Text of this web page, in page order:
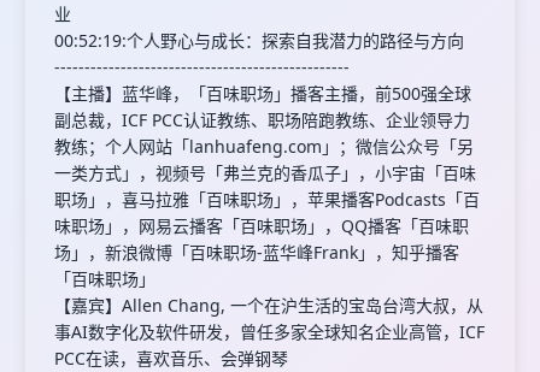
业
00:52:19:个人野心与成长：探索自我潜力的路径与方向
-------------------------------------------------
【主播】蓝华峰，「百味职场」播客主播，前500强全球
副总裁，ICF PCC认证教练、职场陪跑教练、企业领导力
教练；个人网站「lanhuafeng.com」；微信公众号「另
一类方式」，视频号「弗兰克的香瓜子」，小宇宙「百味
职场」，喜马拉雅「百味职场」，苹果播客Podcasts「百
味职场」，网易云播客「百味职场」，QQ播客「百味职
场」，新浪微博「百味职场-蓝华峰Frank」，知乎播客
「百味职场」
【嘉宾】Allen Chang, 一个在沪生活的宝岛台湾大叔，从
事AI数字化及软件研发，曾任多家全球知名企业高管，ICF
PCC在读，喜欢音乐、会弹钢琴